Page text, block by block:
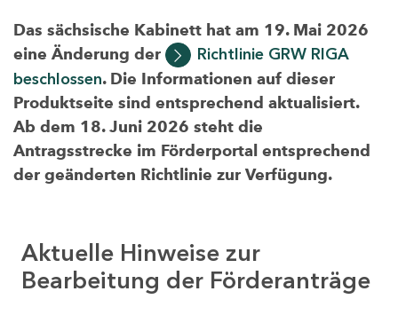
Das sächsische Kabinett hat am 19. Mai 2026
eine Änderung der
Richtlinie GRW RIGA
beschlossen. Die Informationen auf dieser
Produktseite sind entsprechend aktualisiert.
Ab dem 18. Juni 2026 steht die
Antragsstrecke im Förderportal entsprechend
der geänderten Richtlinie zur Verfügung.
Aktuelle Hinweise zur
Bearbeitung der Förderanträge